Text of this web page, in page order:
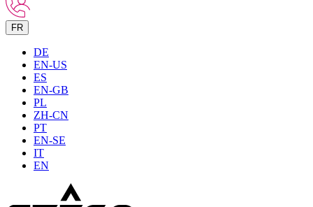
FR
DE
EN-US
ES
EN-GB
PL
ZH-CN
PT
EN-SE
IT
EN